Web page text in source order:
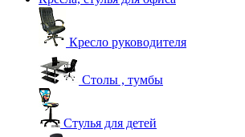
Кресло руководителя
Столы , тумбы
Стулья для детей